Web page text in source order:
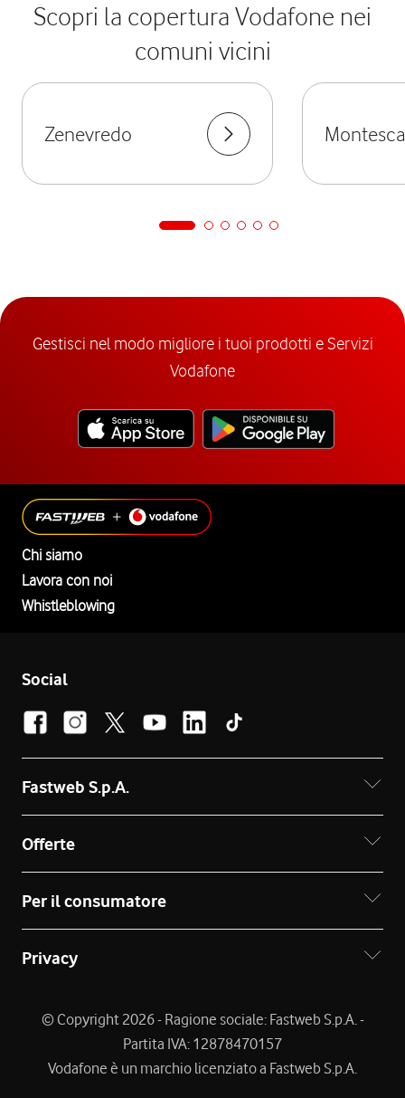
Scopri la copertura Vodafone nei
comuni vicini
Zenevredo
Gestisci nel modo migliore i tuoi prodotti e Servizi
Vodafone
Chi siamo
Lavora con noi
Whistleblowing
Social
Fastweb S.p.A.
Offerte
Per il consumatore
Privacy
© Copyright 2026 - Ragione sociale: Fastweb S.p.A. -
Partita IVA: 12878470157
Vodafone è un marchio licenziato a Fastweb S.p.A.